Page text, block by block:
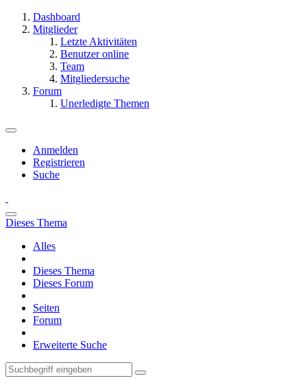
Dashboard
Mitglieder
Letzte Aktivitäten
Benutzer online
Team
Mitgliedersuche
Forum
Unerledigte Themen
Anmelden
Registrieren
Suche
Dieses Thema
Alles
Dieses Thema
Dieses Forum
Seiten
Forum
Erweiterte Suche